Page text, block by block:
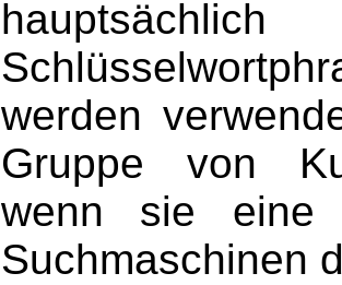
werden
Gruppe von
wenn sie
Suchmaschinen